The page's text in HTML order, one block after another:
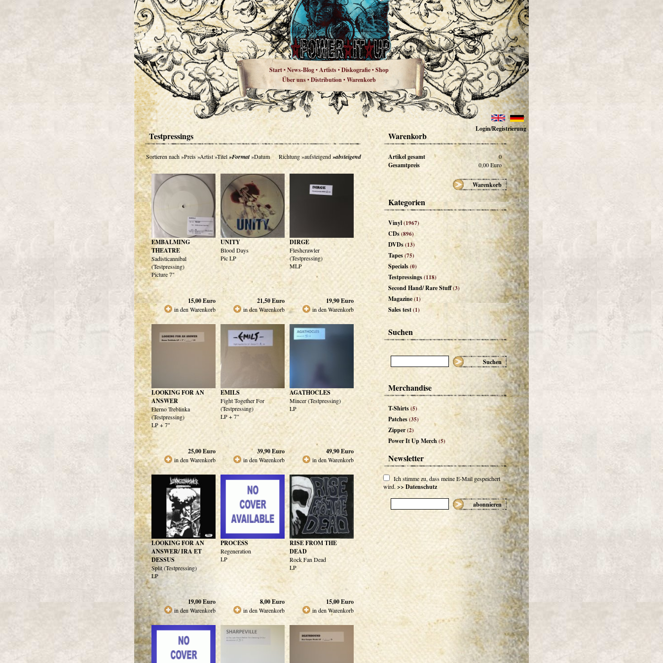
Start•News-Blog•Artists•Diskografie•Shop
Über uns•Distribution•Warenkorb
Login/Registrierung
Testpressings
Sortieren nach»Preis»Artist»Titel»Format»Datum Richtung»aufsteigend»absteigend
EMBALMING
THEATRE
Sadisticannibal
(Testpressing)
Picture 7"
15,00Euro
in den Warenkorb
UNITY
Blood Days
Pic LP
21,50Euro
in den Warenkorb
DIRGE
Fleshcrawler
(Testpressing)
MLP
19,90Euro
in den Warenkorb
LOOKING FOR AN
ANSWER
Eterno Treblinka
(Testpressing)
LP + 7"
25,00Euro
in den Warenkorb
EMILS
Fight Together For
(Testpressing)
LP + 7"
39,90Euro
in den Warenkorb
AGATHOCLES
Mincer (Testpressing)
LP
49,90Euro
in den Warenkorb
LOOKING FOR AN
ANSWER/ IRA ET
DESSUS
Split (Testpressing)
LP
19,00Euro
in den Warenkorb
PROCESS
Regeneration
LP
8,00Euro
in den Warenkorb
RISE FROM THE
DEAD
Rock Fan Dead
LP
15,00Euro
in den Warenkorb
Warenkorb
Artikel gesamt 0
Gesamtpreis 0,00Euro
Warenkorb
Kategorien
Vinyl(1967)
CDs(896)
DVDs(13)
Tapes(75)
Specials(0)
Testpressings(118)
Second Hand/ Rare Stuff(3)
Magazine(1)
Sales test(1)
Suchen
Suchen
Merchandise
T-Shirts(5)
Patches(35)
Zipper(2)
Power It Up Merch(5)
Newsletter
Ich stimme zu, dass meine E-Mail gespeichert
wird. >> Datenschutz
abonnieren